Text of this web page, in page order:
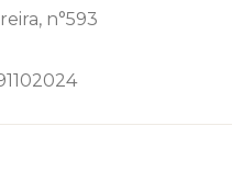
n°593